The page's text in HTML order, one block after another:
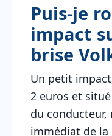
Puis-je
impact
brise
Un petit
2 euros et
du conducteur,
immédiat de la